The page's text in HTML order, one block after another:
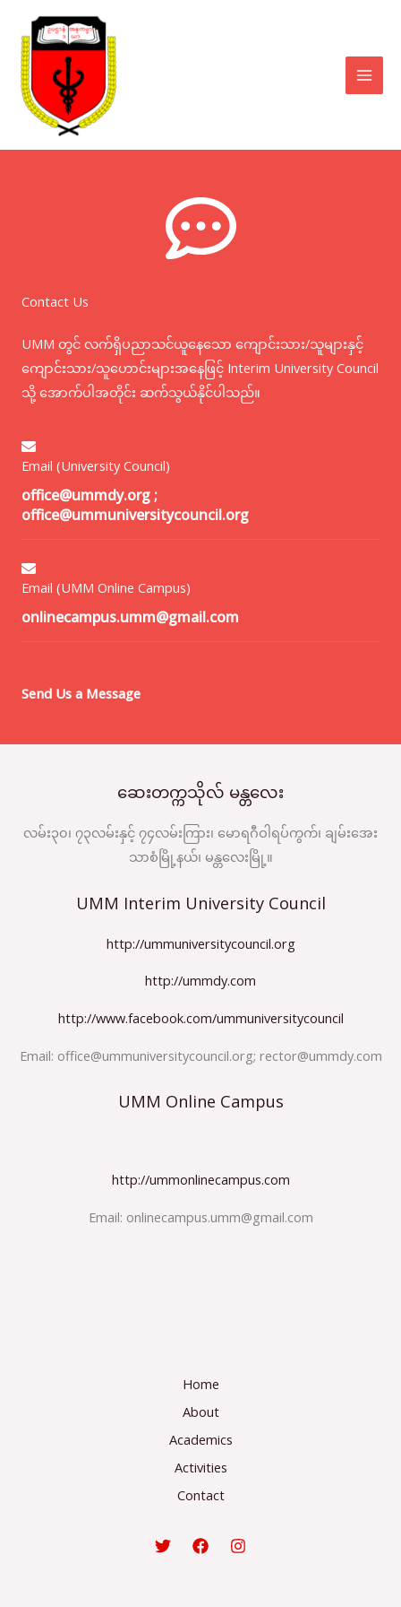
content
Contact Us
UMM တွင် လက်ရှိပညာသင်ယူနေသော ကျောင်းသား/သူများနှင့်
ကျောင်းသား/သူဟောင်းများအနေဖြင့် Interim University Council
သို့ အောက်ပါအတိုင်း ဆက်သွယ်နိုင်ပါသည်။
Email (University Council)
office@ummdy.org;
office@ummuniversitycouncil.org
Email (UMM Online Campus)
onlinecampus.umm@gmail.com
Send Us a Message
ဆေးတက္ကသိုလ် မန္တလေး
လမ်း၃၀၊ ၇၃လမ်းနှင့် ၇၄လမ်းကြား၊ မောရဂီဝါရပ်ကွက်၊ ချမ်းအေး
သာစံမြို့နယ်၊ မန္တလေးမြို့။
UMM Interim University Council
http://ummuniversitycouncil.org
http://ummdy.com
http://www.facebook.com/ummuniversitycouncil
Email: office@ummuniversitycouncil.org; rector@ummdy.com
UMM Online Campus
http://ummonlinecampus.com
Email: onlinecampus.umm@gmail.com
Home
About
Academics
Activities
Contact